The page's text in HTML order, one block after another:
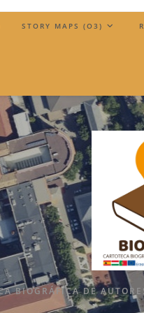
STORY MAPS (O3)
BIOGRÁFICA DE